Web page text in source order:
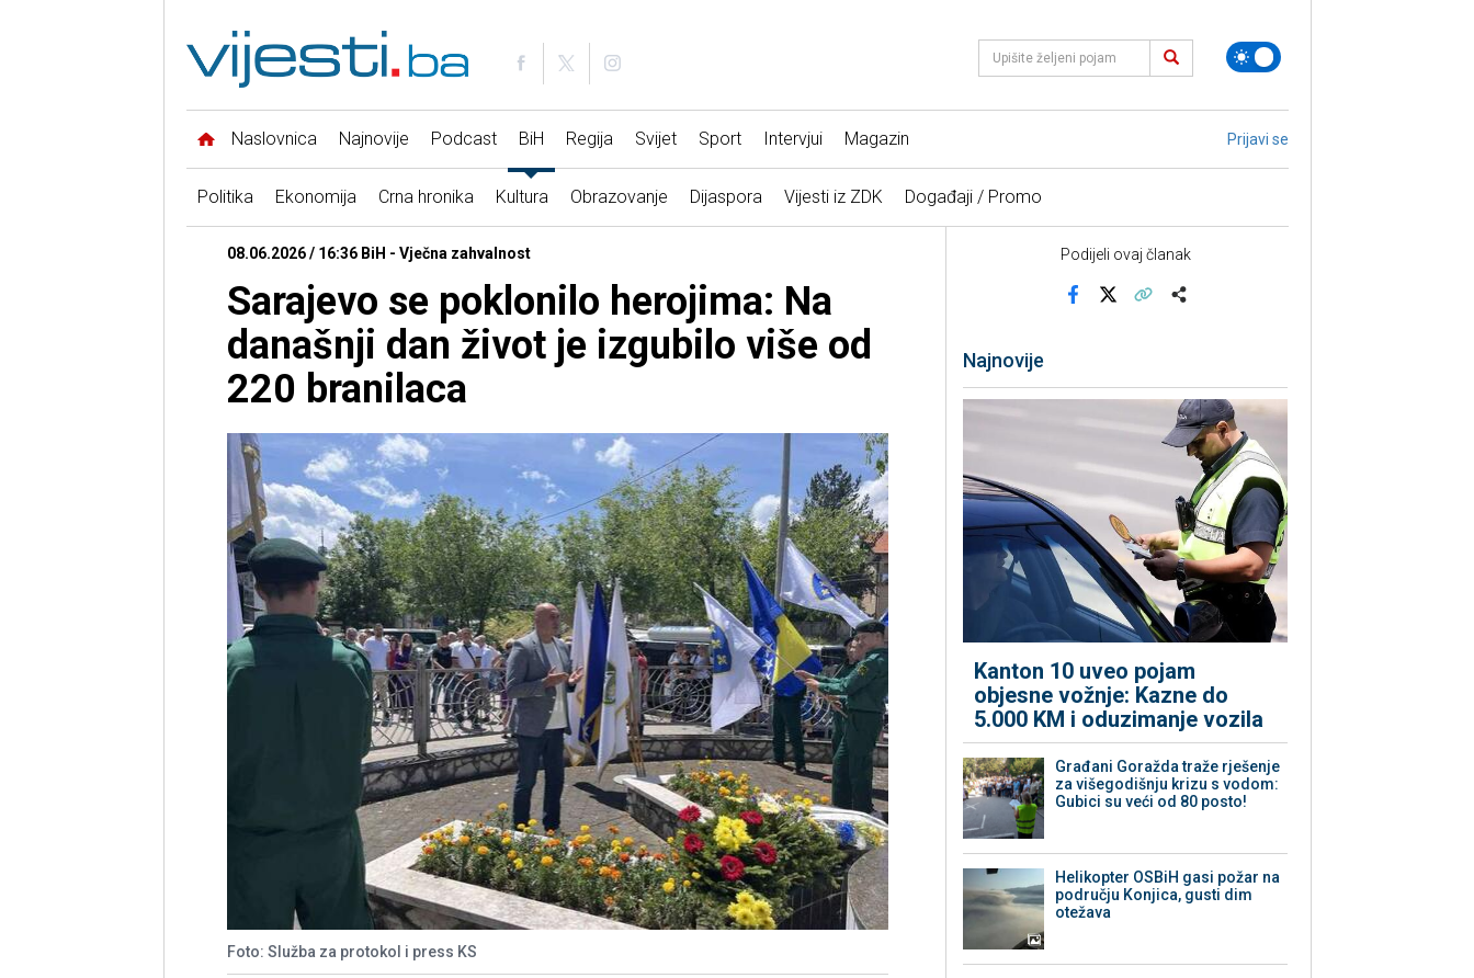
Naslovnica Najnovije Podcast BiH Regija Svijet Sport Intervjui Magazin Prijavi se
Politika Ekonomija Crna hronika Kultura Obrazovanje Dijaspora Vijesti iz ZDK Događaji / Promo
08.06.2026 / 16:36 BiH - Vječna zahvalnost
Sarajevo se poklonilo herojima: Na
današnji dan život je izgubilo više od
220 branilaca
Foto: Služba za protokol i press KS
Podijeli ovaj članak
Najnovije
Kanton 10 uveo pojam
objesne vožnje: Kazne do
5.000 KM i oduzimanje vozila
Građani Goražda traže rješenje
za višegodišnju krizu s vodom:
Gubici su veći od 80 posto!
Helikopter OSBiH gasi požar na
području Konjica, gusti dim
otežava